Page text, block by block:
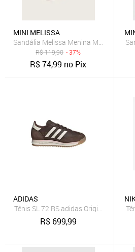
MINI MELISSA
Sandália Melissa Menina Mel
R$119,90 - 37%
R$74,99 no Pix
ADIDAS
Tênis SL 72 RS adidas Originals
R$ 699,99